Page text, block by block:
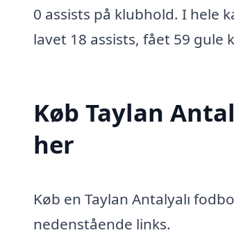
0 assists på klubhold. I hele
lavet 18 assists, fået 59 gule
Køb Taylan
her
Køb en Taylan Antalyalı
nedenstående links.